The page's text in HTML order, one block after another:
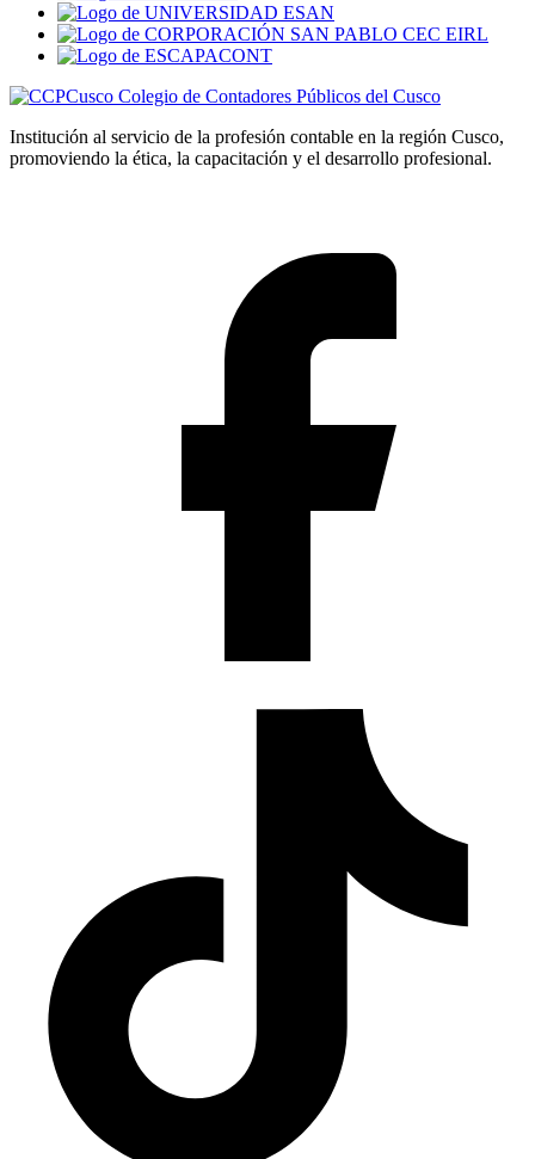
Colegio de Contadores Públicos del Cusco
Institución al servicio de la profesión contable en la región Cusco,
promoviendo la ética, la capacitación y el desarrollo profesional.